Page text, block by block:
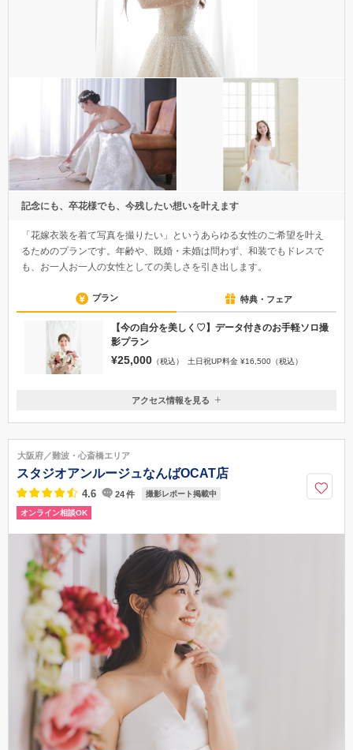
記念にも、卒花様でも、今残したい想いを叶えます
「花嫁衣装を着て写真を撮りたい」というあらゆる女性のご希望を叶え
るためのプランです。年齢や、既婚・未婚は問わず、和装でもドレスで
も、お一人お一人の女性としての美しさを引き出します。
プラン 特典・フェア
【今の自分を美しく♡】データ付きのお手軽ソロ撮
影プラン
¥25,000 （税込） 土日祝UP料金 ¥16,500（税込）
大阪府大阪市北区茶屋町10番12号 NU茶屋町７F
050-1871-2171
アクセス情報を見る
大阪府／難波・心斎橋エリア
スタジオアンルージュなんばOCAT店
4.6 24件 撮影レポート掲載中
オンライン相談OK